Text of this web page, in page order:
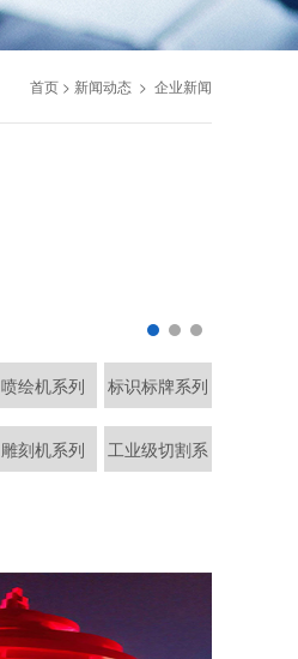
首页 > 新闻动态 > 企业新闻
喷绘机系列
雕刻机系列
标识标牌系列
工业级切割系